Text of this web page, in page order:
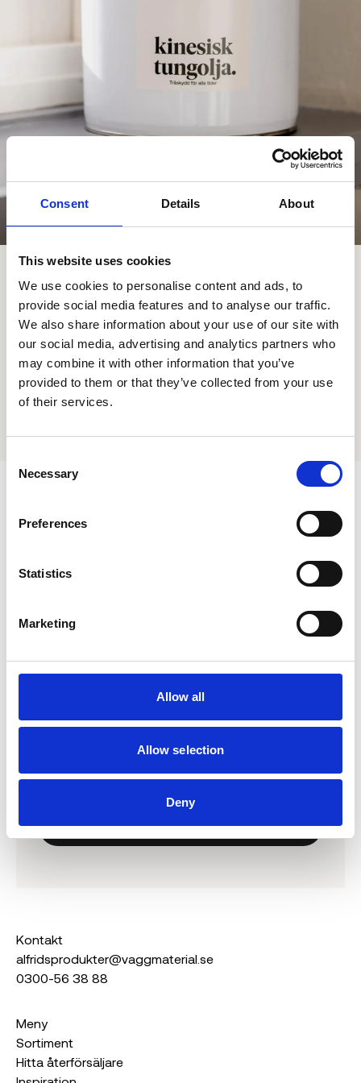
Consent Details About
This website uses cookies
We use cookies to personalise content and ads, to
provide social media features and to analyse our traffic.
We also share information about your use of our site with
our social media, advertising and analytics partners who
may combine it with other information that you’ve
provided to them or that they’ve collected from your use
of their services.
Selection
Necessary
Preferences
Statistics
Marketing
Allow all
Allow selection
Deny
1 & 3 liter
Alfrids kinesisk tungolja
Kinesisk träolja har i alla tider använts för att skydda trä
mot fuktinträngning och sprickbildning. Oljan, som också
kallas tungolja/ ”tung tree oil”, utvinns ur nötterna från
tungträdet.
Genom att gå med accepterar du våra
Prenumerera
Kontakt
alfridsprodukter@vaggmaterial.se
0300-56 38 88
Meny
Sortiment
Hitta återförsäljare